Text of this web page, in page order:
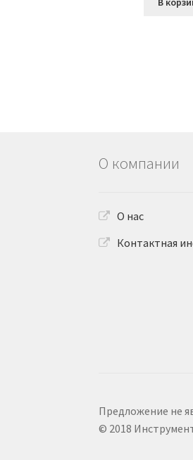
О компании
О нас
Контактная
Предложение не
© 2018